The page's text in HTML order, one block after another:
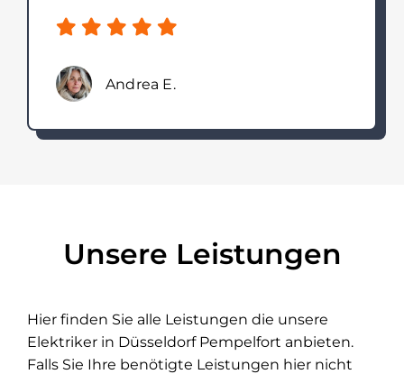
Andrea E.
Unsere Leistungen
Hier finden Sie alle Leistungen die unsere
Elektriker in Düsseldorf Pempelfort anbieten.
Falls Sie Ihre benötigte Leistungen hier nicht